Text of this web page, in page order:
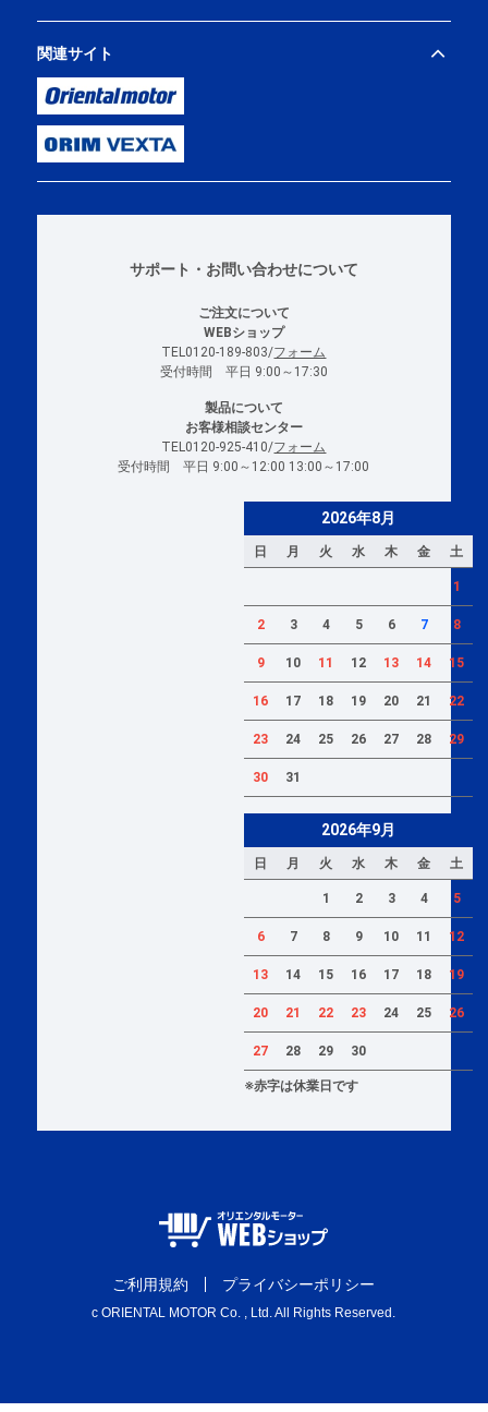
関連サイト
サポート・お問い合わせについて
ご注文について
WEBショップ
TEL0120-189-803/フォーム
受付時間 平日 9:00～17:30
製品について
お客様相談センター
TEL0120-925-410/フォーム
受付時間 平日 9:00～12:00 13:00～17:00
ご利用規約 プライバシーポリシー
c ORIENTAL MOTOR Co. , Ltd. All Rights Reserved.
2026年8月
日 月 火 水 木 金 土
1
2 3 4 5 6 7 8
9 10 11 12 13 14 15
16 17 18 19 20 21 22
23 24 25 26 27 28 29
30 31
2026年9月
日 月 火 水 木 金 土
1 2 3 4 5
6 7 8 9 10 11 12
13 14 15 16 17 18 19
20 21 22 23 24 25 26
27 28 29 30
※赤字は休業日です